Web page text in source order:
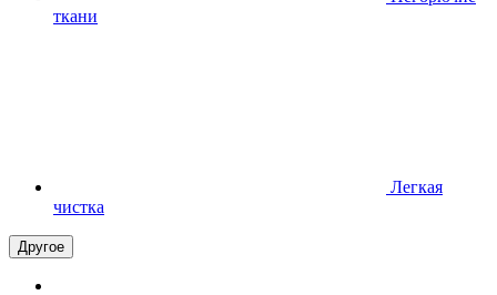
ткани
Легкая
чистка
Другое